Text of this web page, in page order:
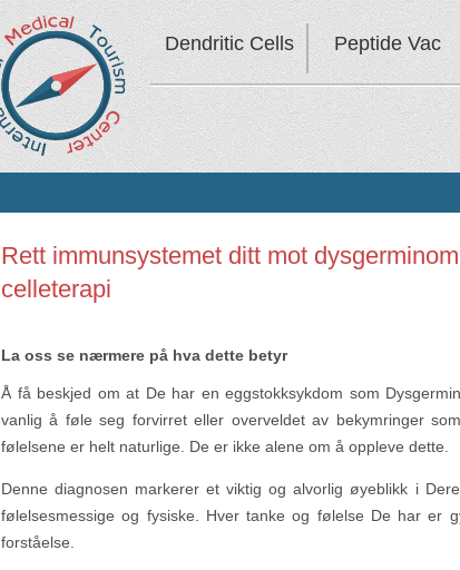
Dendritic Cells Peptide Vac
Rett immunsystemet ditt mot
celleterapi
La oss se nærmere på hva dette betyr
Å få beskjed om at De har en eggstokksykdom som
vanlig å føle seg forvirret eller overveldet av bekymringer
følelsene er helt naturlige. De er ikke alene om å oppleve dette.
Denne diagnosen markerer et viktig og alvorlig øyeblikk i
følelsesmessige og fysiske. Hver tanke og følelse De har er
forståelse.